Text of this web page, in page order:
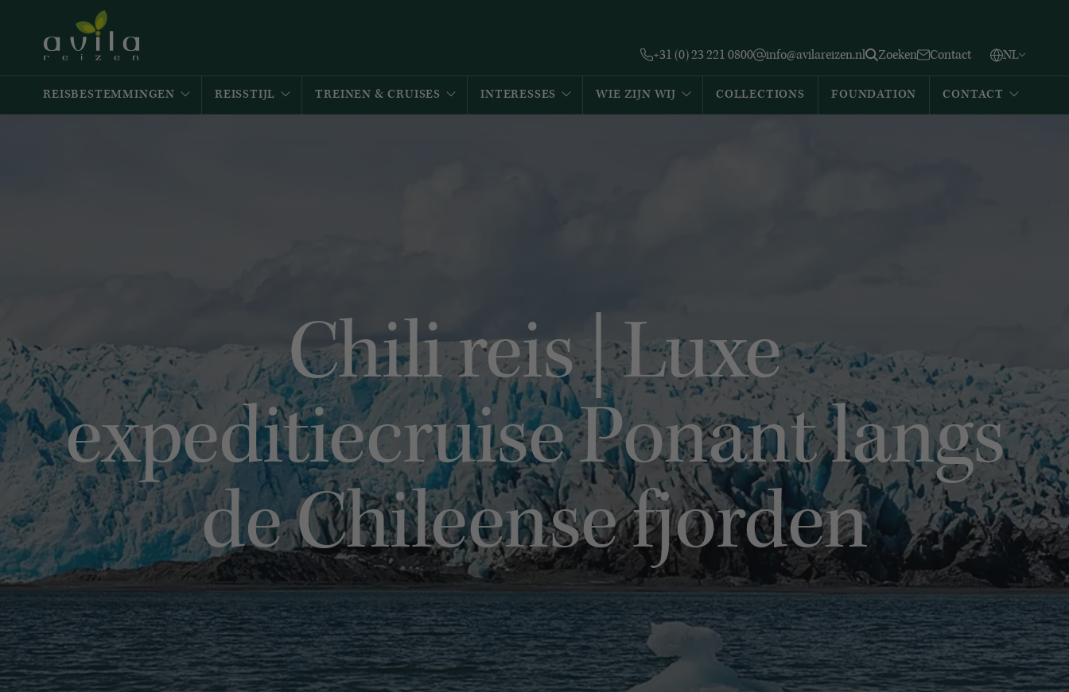
+31 (0) 23 221 0800 info@avilareizen.nl Zoeken Contact NL
Español
REISBESTEMMINGEN REISSTIJL TREINEN & CRUISES INTERESSES WIE ZIJN WIJ COLLECTIONS FOUNDATION CONTACT
Chili reis | Luxe
expeditiecruise Ponant langs
de Chileense fjorden